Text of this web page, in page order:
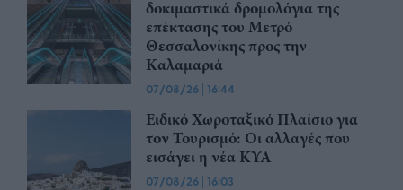
δοκιμαστικά δρομολόγια της
επέκτασης του Μετρό
Θεσσαλονίκης προς την
Καλαμαριά
07/08/26 | 16:44
Ειδικό Χωροταξικό Πλαίσιο για
τον Τουρισμό: Οι αλλαγές που
εισάγει η νέα ΚΥΑ
07/08/26 | 16:03